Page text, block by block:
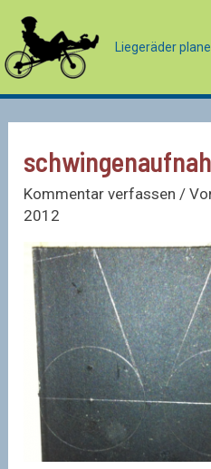
Inhalt
springen
Liegeräder
Kommentar verfassen /
2012